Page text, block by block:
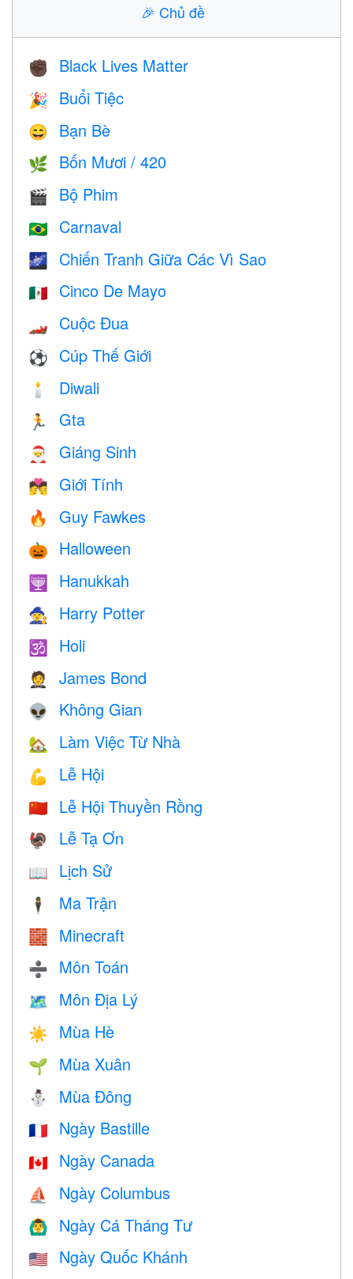
🎉 Chủ đề
✊🏿 Black Lives Matter
🎉 Buổi Tiệc
😄 Bạn Bè
🌿 Bốn Mươi / 420
🎬 Bộ Phim
🇧🇷 Carnaval
🌌 Chiến Tranh Giữa Các Vì Sao
🇲🇽 Cinco De Mayo
🏎 Cuộc Đua
⚽ Cúp Thế Giới
🕯 Diwali
🏃 Gta
🎅 Giáng Sinh
💏 Giới Tính
🔥 Guy Fawkes
🎃 Halloween
🕎 Hanukkah
🧙 Harry Potter
🕉 Holi
🤵 James Bond
👽 Không Gian
🏡 Làm Việc Từ Nhà
💪 Lễ Hội
🇨🇳 Lễ Hội Thuyền Rồng
🦃 Lễ Tạ Ơn
📖 Lịch Sử
🕴️ Ma Trận
🧱 Minecraft
➗ Môn Toán
🗺 Môn Địa Lý
☀️ Mùa Hè
🌱 Mùa Xuân
⛄ Mùa Đông
🇫🇷 Ngày Bastille
🇨🇦 Ngày Canada
⛵️ Ngày Columbus
🙆‍♂️ Ngày Cá Tháng Tư
🇺🇸
Ngày Quốc Khánh